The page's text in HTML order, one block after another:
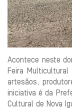
Acontece neste
Feira Multicultural
artesãos,
iniciativa é da
Cultural de Nova